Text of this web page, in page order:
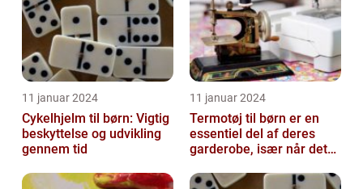
11 januar 2024
Cykelhjelm til børn: Vigtig
beskyttelse og udvikling
gennem tid
11 januar 2024
Termotøj til børn er en
essentiel del af deres
garderobe, især når det
og ak...